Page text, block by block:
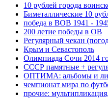
10 рублей города
Биметаллические 10
победа в ВОВ 1941 -
200 летие победы в ОВ
Регулярный чекан
Крым и Севастополь
Олимпиада Сочи 2014
СССР памятные +
ОПТИМА: альбомы и
чемпионат мира по
прочие: